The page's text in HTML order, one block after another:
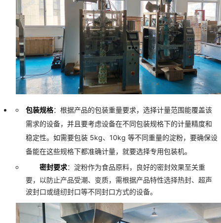
包装规格：根据产品的包装重量要求，选择计量范围能覆盖该
需求的设备，并且要考虑设备在不同包装规格下的计量精度和
稳定性。如需要包装 5kg、10kg 等不同重量的淀粉，要确保设
备能在这些规格下都准确计量，就要选择专用包装机。
密封要求：淀粉作为食品原料，良好的密封效果至关重
要，以防止产品受潮、变质，需根据产品特性选择热封、超声
波封口或缝纫封口等不同封口方式的设备。